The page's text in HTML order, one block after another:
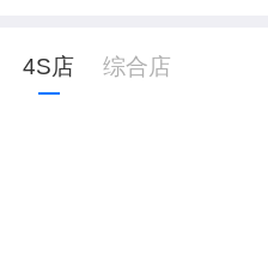
4S店 综合店